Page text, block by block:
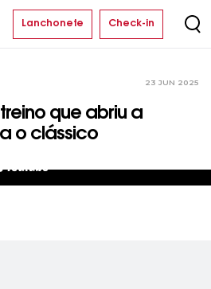
Lanchonete Check-in
23 JUN 2025
que abriu a
o clássico